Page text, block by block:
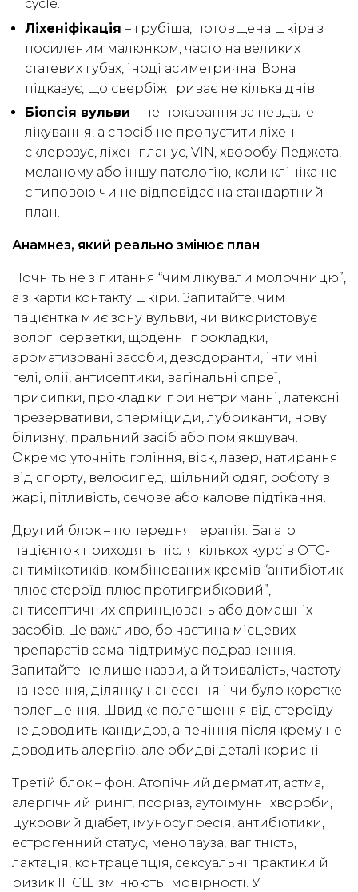
cycle.
Ліхеніфікація – грубіша, потовщена шкіра з
посиленим малюнком, часто на великих
статевих губах, іноді асиметрична. Вона
підказує, що свербіж триває не кілька днів.
Біопсія вульви – не покарання за невдале
лікування, а спосіб не пропустити ліхен
склерозус, ліхен планус, VIN, хворобу Педжета,
меланому або іншу патологію, коли клініка не
є типовою чи не відповідає на стандартний
план.
Анамнез, який реально змінює план
Почніть не з питання “чим лікували молочницю”,
а з карти контакту шкіри. Запитайте, чим
пацієнтка миє зону вульви, чи використовує
вологі серветки, щоденні прокладки,
ароматизовані засоби, дезодоранти, інтимні
гелі, олії, антисептики, вагінальні спреї,
присипки, прокладки при нетриманні, латексні
презервативи, сперміциди, лубриканти, нову
білизну, пральний засіб або пом’якшувач.
Окремо уточніть гоління, віск, лазер, натирання
від спорту, велосипед, щільний одяг, роботу в
жарі, пітливість, сечове або калове підтікання.
Другий блок – попередня терапія. Багато
пацієнток приходять після кількох курсів OTC-
антимікотиків, комбінованих кремів “антибіотик
плюс стероїд плюс протигрибковий”,
антисептичних спринцювань або домашніх
засобів. Це важливо, бо частина місцевих
препаратів сама підтримує подразнення.
Запитайте не лише назви, а й тривалість, частоту
нанесення, ділянку нанесення і чи було коротке
полегшення. Швидке полегшення від стероїду
не доводить кандидоз, а печіння після крему не
доводить алергію, але обидві деталі корисні.
Третій блок – фон. Атопічний дерматит, астма,
алергічний риніт, псоріаз, аутоімунні хвороби,
цукровий діабет, імуносупресія, антибіотики,
естрогенний статус, менопауза, вагітність,
лактація, контрацепція, сексуальні практики й
ризик ІПСШ змінюють імовірності. У